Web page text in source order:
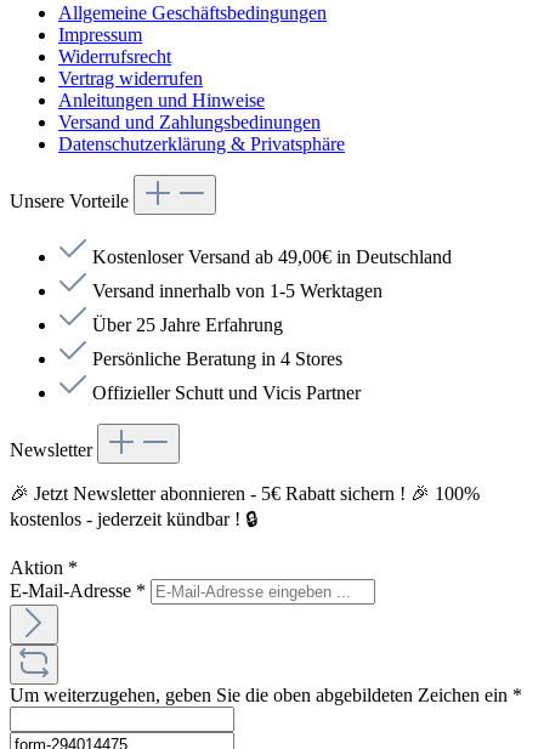
Allgemeine Geschäftsbedingungen
Impressum
Widerrufsrecht
Vertrag widerrufen
Anleitungen und Hinweise
Versand und Zahlungsbedinungen
Datenschutzerklärung & Privatsphäre
Unsere Vorteile
Kostenloser Versand ab 49,00€ in Deutschland
Versand innerhalb von 1-5 Werktagen
Über 25 Jahre Erfahrung
Persönliche Beratung in 4 Stores
Offizieller Schutt und Vicis Partner
Newsletter
🎉 Jetzt Newsletter abonnieren - 5€ Rabatt sichern ! 🎉 100%
kostenlos - jederzeit kündbar ! 🔒
Aktion *
E-Mail-Adresse *
Um weiterzugehen, geben Sie die oben abgebildeten Zeichen ein *